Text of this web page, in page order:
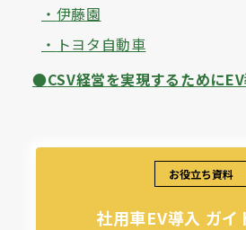
伊藤園
トヨタ自動車
CSV経営を実現するために
お役立ち資料
社用車EV導入 ガイ